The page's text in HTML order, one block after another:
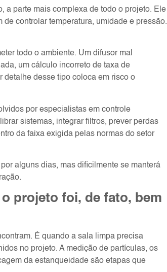
a parte mais complexa de todo o projeto. Ele
controlar temperatura, umidade e pressão.
todo o ambiente. Um difusor mal
um cálculo incorreto de taxa de
desse tipo coloca em risco o
por especialistas em controle
sistemas, integrar filtros, prever perdas
da faixa exigida pelas normas do setor
alguns dias, mas dificilmente se manterá
projeto foi, de fato, bem
É quando a sala limpa precisa
no projeto. A medição de partículas, os
da estanqueidade são etapas que